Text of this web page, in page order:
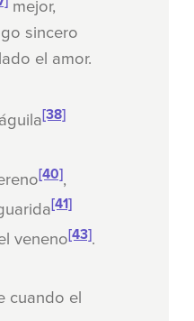
mejor,
sincero
el amor.
[38]
[40],
[41]
veneno[43].
cuando el